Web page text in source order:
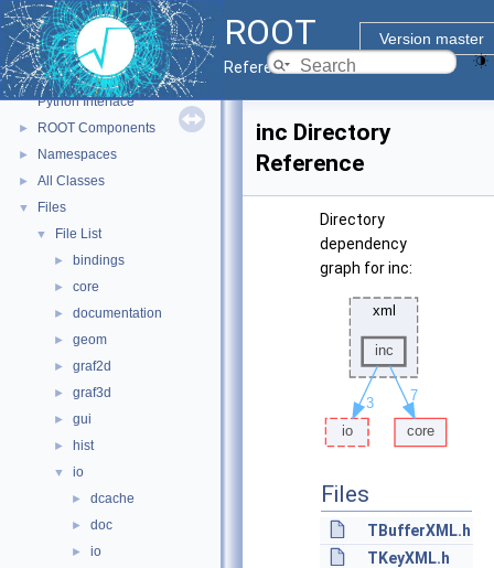
ROOT
Version master
Reference Guide
▼ ROOT
ROOT Reference Documentation
Tutorials
Python Interface
► ROOT Components
► Namespaces
► All Classes
▼ Files
▼ File List
► bindings
► core
► documentation
► geom
► graf2d
► graf3d
► gui
► hist
▼ io
► dcache
► doc
► io
inc Directory
Reference
Directory
dependency
graph for inc:
Files
TBufferXML.h
TKeyXML.h